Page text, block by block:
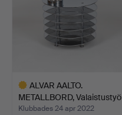
ALVAR AALTO.
METALLBORD, Valaistustyö
Ky 1…
Klubbades 24 apr 2022